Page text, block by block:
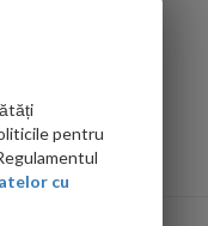
mai ieftin?
pentru
cu